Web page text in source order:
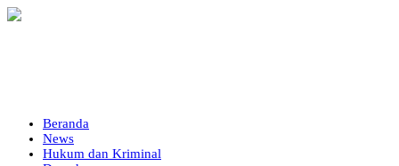
Beranda
News
Hukum dan Kriminal